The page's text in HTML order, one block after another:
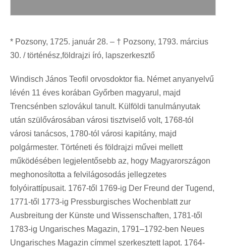
* Pozsony, 1725. január 28. – † Pozsony, 1793. március
30. / történész,földrajzi író, lapszerkesztő
Windisch János Teofil orvosdoktor fia. Német anyanyelvű
lévén 11 éves korában Győrben magyarul, majd
Trencsénben szlovákul tanult. Külföldi tanulmányutak
után szülővárosában városi tisztviselő volt, 1768-tól
városi tanácsos, 1780-tól városi kapitány, majd
polgármester. Történeti és földrajzi művei mellett
működésében legjelentősebb az, hogy Magyarországon
meghonosította a felvilágosodás jellegzetes
folyóirattípusait. 1767-től 1769-ig Der Freund der Tugend,
1771-től 1773-ig Pressburgisches Wochenblatt zur
Ausbreitung der Künste und Wissenschaften, 1781-től
1783-ig Ungarisches Magazin, 1791–1792-ben Neues
Ungarisches Magazin címmel szerkesztett lapot. 1764-